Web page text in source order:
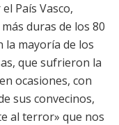
País Vasco,
duras de los 80
la mayoría de los
que sufrieron la
ocasiones, con
sus convecinos,
al terror» que nos